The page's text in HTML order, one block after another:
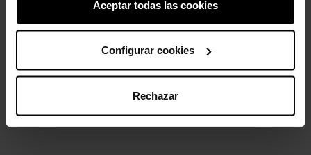
Aceptar todas las cookies
Configurar cookies
Rechazar